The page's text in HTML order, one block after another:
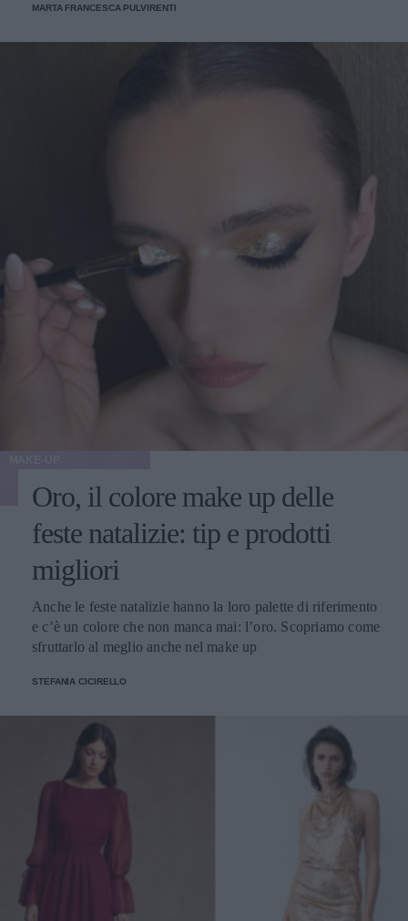
MARTA FRANCESCA PULVIRENTI
Oro, il colore make up delle
feste natalizie: tip e prodotti
migliori
Anche le feste natalizie hanno la loro palette di riferimento
e c’è un colore che non manca mai: l’oro. Scopriamo come
sfruttarlo al meglio anche nel make up
STEFANIA CICIRELLO